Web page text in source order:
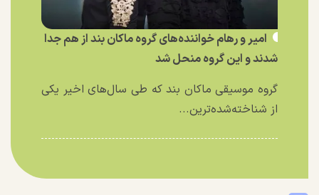
امیر و رهام خواننده‌های گروه ماکان بند از هم جدا
شدند و این گروه منحل شد
گروه موسیقی ماکان بند که طی سال‌های اخیر یکی
از شناخته‌شده‌ترین...